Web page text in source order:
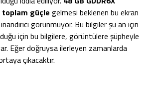
toplam güçle gelmesi beklenen bu ekran
görünmüyor. Bu bilgiler şu an için
için bu bilgilere, görüntülere şüpheyle
Eğer doğruysa ilerleyen zamanlarda
çıkacaktır.